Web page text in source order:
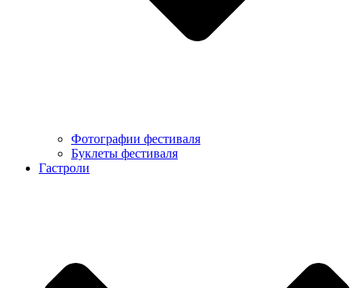
Фотографии фестиваля
Буклеты фестиваля
Гастроли